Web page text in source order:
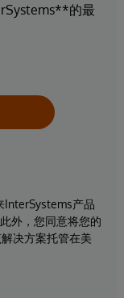
的最
InterSystems产品
外，您同意将您的
决方案托管在美